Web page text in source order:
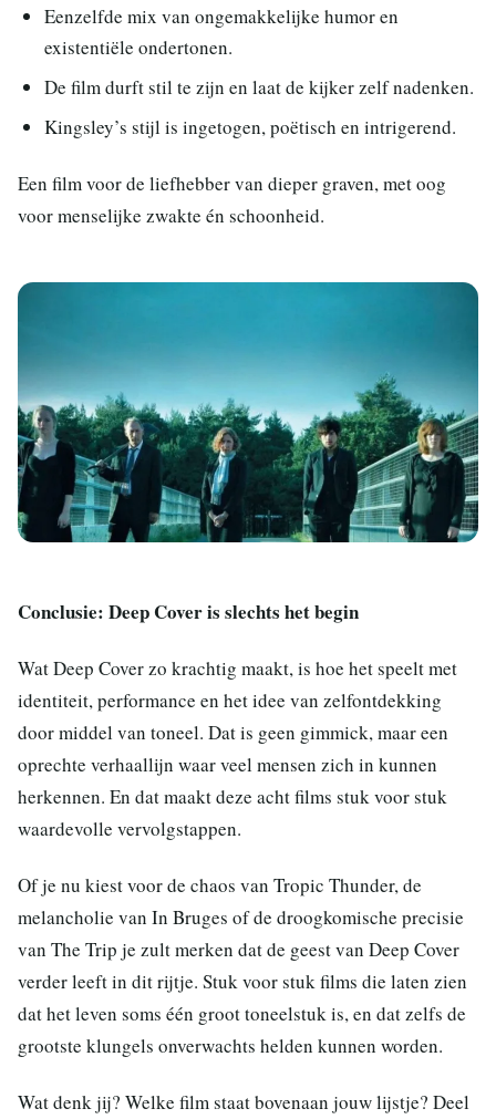
Eenzelfde mix van ongemakkelijke humor en
existentiële ondertonen.
De film durft stil te zijn en laat de kijker zelf nadenken.
Kingsley’s stijl is ingetogen, poëtisch en intrigerend.
Een film voor de liefhebber van dieper graven, met oog
voor menselijke zwakte én schoonheid.
Conclusie: Deep Cover is slechts het begin
Wat Deep Cover zo krachtig maakt, is hoe het speelt met
identiteit, performance en het idee van zelfontdekking
door middel van toneel. Dat is geen gimmick, maar een
oprechte verhaallijn waar veel mensen zich in kunnen
herkennen. En dat maakt deze acht films stuk voor stuk
waardevolle vervolgstappen.
Of je nu kiest voor de chaos van Tropic Thunder, de
melancholie van In Bruges of de droogkomische precisie
van The Trip je zult merken dat de geest van Deep Cover
verder leeft in dit rijtje. Stuk voor stuk films die laten zien
dat het leven soms één groot toneelstuk is, en dat zelfs de
grootste klungels onverwachts helden kunnen worden.
Wat denk jij? Welke film staat bovenaan jouw lijstje? Deel